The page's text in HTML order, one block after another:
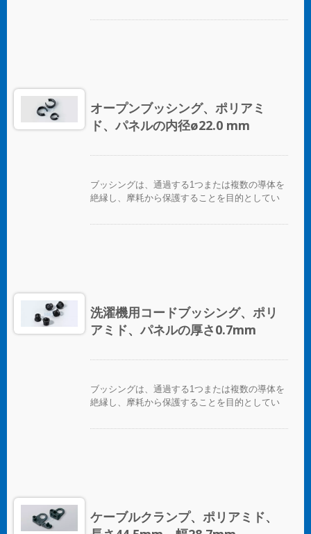
オープンブッシング、ポリアミ
ド、パネルの内径ø22.0 mm
ブッシングは、通過する1つまたは複数の導体を
絶縁し、摩耗から保護することを目的としてい
洗濯機用コードブッシング、ポリ
アミド、パネルの厚さ0.7mm
ブッシングは、通過する1つまたは複数の導体を
絶縁し、摩耗から保護することを目的としてい
ケーブルクランプ、ポリアミド、